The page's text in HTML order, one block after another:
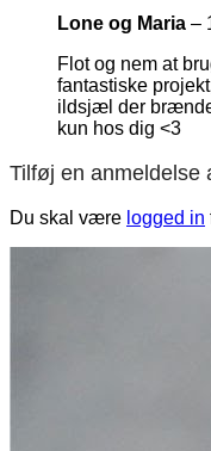
Lone og Maria –
Flot og nem at
fantastiske
ildsjæl der
kun hos dig <3
Tilføj en anmeldelse
Du skal være logged in